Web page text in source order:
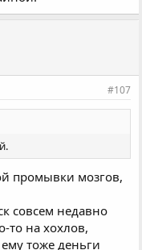
#107
промывки мозгов,
совсем недавно
то на хохлов,
тоже деньги